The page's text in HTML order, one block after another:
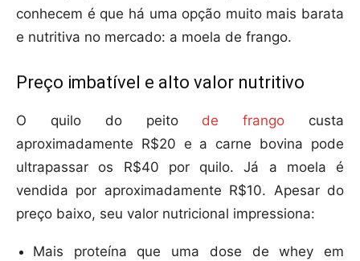
conhecem é que há uma opção muito mais barata
e nutritiva no mercado: a moela de frango.
Preço imbatível e alto valor nutritivo
O quilo do peito de frango custa
aproximadamente R$20 e a carne bovina pode
ultrapassar os R$40 por quilo. Já a moela é
vendida por aproximadamente R$10. Apesar do
preço baixo, seu valor nutricional impressiona:
Mais proteína que uma dose de whey em